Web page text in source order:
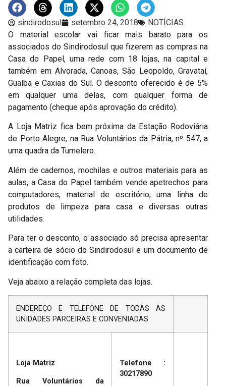
sindirodosul setembro 24, 2018
NOTÍCIAS
O material escolar vai ficar mais barato para os
associados do Sindirodosul que fizerem as compras na
Casa do Papel, uma rede com 18 lojas, na capital e
também em Alvorada, Canoas, São Leopoldo, Gravataí,
Guaíba e Caxias do Sul. O desconto oferecido é de 5%
em qualquer uma delas, com qualquer forma de
pagamento (cheque após aprovação do crédito).
A Loja Matriz fica bem próxima da Estação Rodoviária
de Porto Alegre, na Rua Voluntários da Pátria, nº 547, a
uma quadra da Tumelero.
Além de cadernos, mochilas e outros materiais para as
aulas, a Casa do Papel também vende apetrechos para
computadores, material de escritório, uma linha de
produtos de limpeza para casa e diversas outras
utilidades.
Para ter o desconto, o associado só precisa apresentar
a carteira de sócio do Sindirodosul e um documento de
identificação com foto.
Veja abaixo a relação completa das lojas.
ENDEREÇO E TELEFONE DE TODAS AS
UNIDADES PARCEIRAS E CONVENIADAS
Loja Matriz
Rua Voluntários da
Telefone :
30217890